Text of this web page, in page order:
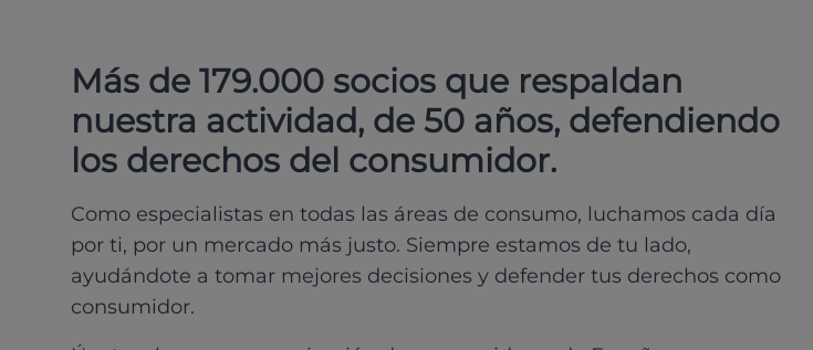
Más de 179.000 socios que respaldan
nuestra actividad, de 50 años, defendiendo
los derechos del consumidor.
Como especialistas en todas las áreas de consumo, luchamos cada día
por ti, por un mercado más justo. Siempre estamos de tu lado,
ayudándote a tomar mejores decisiones y defender tus derechos como
consumidor.